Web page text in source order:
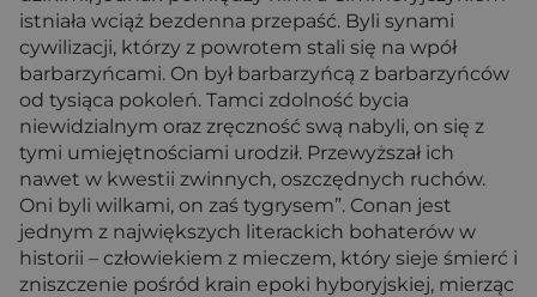
istniała wciąż bezdenna przepaść. Byli synami
cywilizacji, którzy z powrotem stali się na wpół
barbarzyńcami. On był barbarzyńcą z barbarzyńców
od tysiąca pokoleń. Tamci zdolność bycia
niewidzialnym oraz zręczność swą nabyli, on się z
tymi umiejętnościami urodził. Przewyższał ich
nawet w kwestii zwinnych, oszczędnych ruchów.
Oni byli wilkami, on zaś tygrysem”. Conan jest
jednym z największych literackich bohaterów w
historii – człowiekiem z mieczem, który sieje śmierć i
zniszczenie pośród krain epoki hyboryjskiej, mierząc